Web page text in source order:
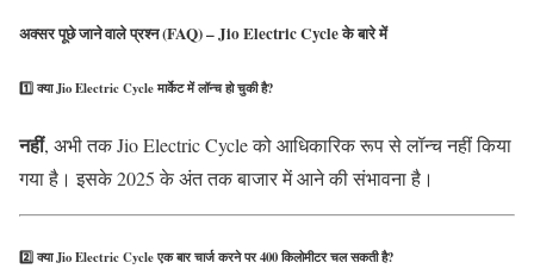
अक्सर पूछे जाने वाले प्रश्न (FAQ) – Jio Electric Cycle के बारे में
1️⃣क्या Jio Electric Cycle मार्केट में लॉन्च हो चुकी है?
नहीं, अभी तक Jio Electric Cycle को आधिकारिक रूप से लॉन्च नहीं किया
गया है। इसके 2025 के अंत तक बाजार में आने की संभावना है।
2️⃣क्या Jio Electric Cycle एक बार चार्ज करने पर 400 किलोमीटर चल सकती है?